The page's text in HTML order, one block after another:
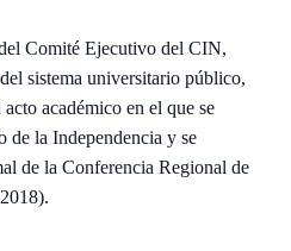
Comité Ejecutivo del CIN,
sistema universitario público,
académico en el que se
de la Independencia y se
de la Conferencia Regional de